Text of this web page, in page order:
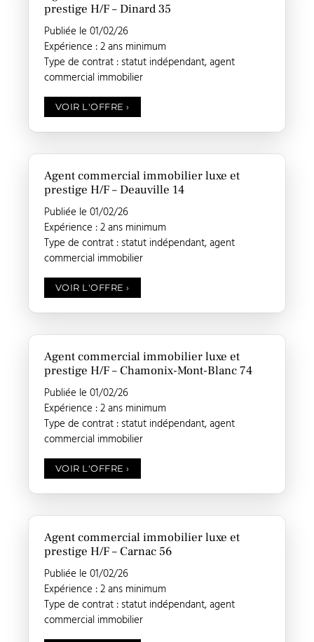
prestige H/F – Dinard 35
Publiée le 01/02/26
Expérience : 2 ans minimum
Type de contrat : statut indépendant, agent
commercial immobilier
VOIR L'OFFRE›
Agent commercial immobilier luxe et
prestige H/F – Deauville 14
Publiée le 01/02/26
Expérience : 2 ans minimum
Type de contrat : statut indépendant, agent
commercial immobilier
VOIR L'OFFRE›
Agent commercial immobilier luxe et
prestige H/F – Chamonix-Mont-Blanc 74
Publiée le 01/02/26
Expérience : 2 ans minimum
Type de contrat : statut indépendant, agent
commercial immobilier
VOIR L'OFFRE›
Agent commercial immobilier luxe et
prestige H/F – Carnac 56
Publiée le 01/02/26
Expérience : 2 ans minimum
Type de contrat : statut indépendant, agent
commercial immobilier